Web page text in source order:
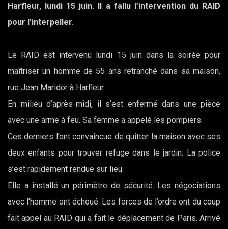
Harfleur, lundi 15 juin. Il a fallu l’intervention du RAID
pour l’interpeller.
Le RAID est intervenu lundi 15 juin dans la soirée pour
maîtriser un homme de 55 ans retranché dans sa maison,
rue Jean Maridor à Harfleur.
En milieu d’après-midi, il s’est enfermé dans une pièce
avec une arme à feu. Sa femme a appelé les pompiers.
Ces derniers l’ont convaincue de quitter la maison avec ses
deux enfants pour trouver refuge dans le jardin. La police
s’est rapidement rendue sur lieu.
Elle a installé un périmètre de sécurité. Les négociations
avec l’homme ont échoué. Les forces de l’ordre ont du coup
fait appel au RAID qui a fait le déplacement de Paris. Arrivé